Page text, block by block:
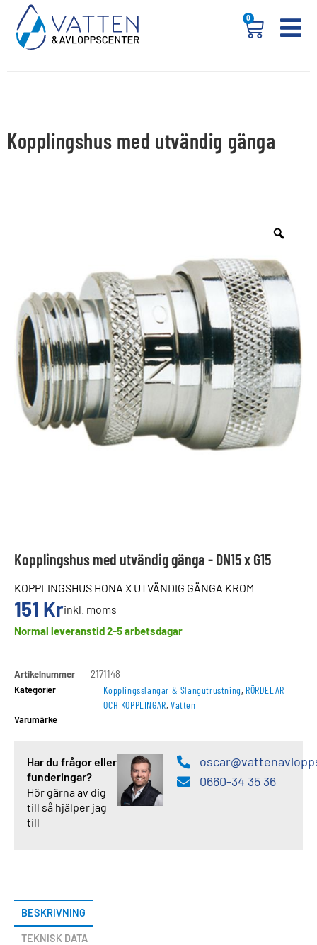
0
Kopplingshus med utvändig gänga
Kopplingshus med utvändig gänga - DN15 x G15
KOPPLINGSHUS HONA X UTVÄNDIG GÄNGA KROM
151 Krinkl. moms
Normal leveranstid 2-5 arbetsdagar
Artikelnummer
2171148
Kategorier
Kopplingsslangar & Slangutrustning, RÖRDELAR
OCH KOPPLINGAR,Vatten
Varumärke
Har du frågor eller
funderingar?
Hör gärna av dig
till så hjälper jag
till
0660-34 35 36
BESKRIVNING
TEKNISK DATA